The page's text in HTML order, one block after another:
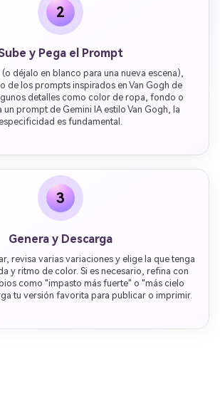
2
y Pega el Prompt
déjalo en blanco para una nueva escena),
de los prompts inspirados en Van Gogh de
detalles como color de ropa, fondo o
un prompt de Gemini IA estilo Van Gogh, la
es fundamental.
3
Genera y Descarga
revisa varias variaciones y elige la que tenga
y ritmo de color. Si es necesario, refina con
como "impasto más fuerte" o "más cielo
tu versión favorita para publicar o imprimir.